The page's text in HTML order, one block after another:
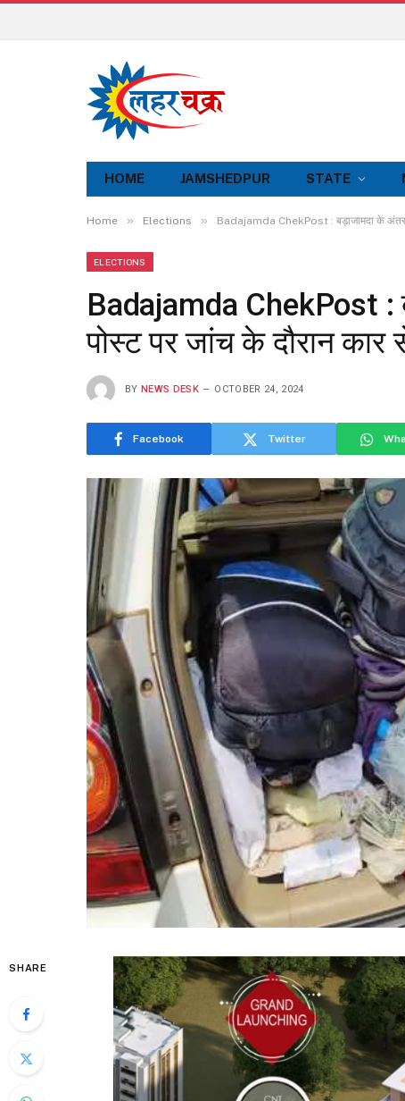
HOME JAMSHEDPUR STATE
Home » Elections » Badajamda ChekPost : बड़ाजामदा के
ELECTIONS
Badajamda ChekPost :
पोस्ट पर जांच के दौरान
BY NEWS DESK OCTOBER 24, 2024
Facebook Twitter
SHARE